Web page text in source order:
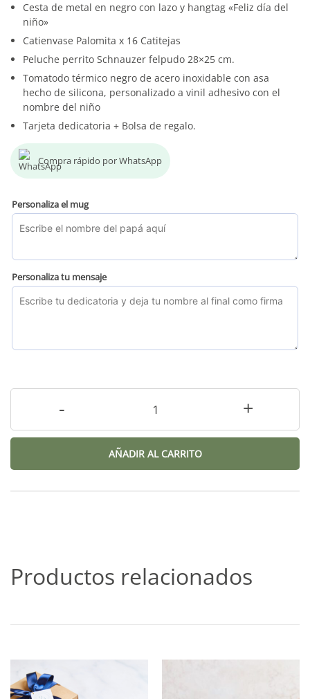
Cesta de metal en negro con lazo y hangtag «Feliz día del
niño»
Catienvase Palomita x 16 Catitejas
Peluche perrito Schnauzer felpudo 28×25 cm.
Tomatodo térmico negro de acero inoxidable con asa
hecho de silicona, personalizado a vinil adhesivo con el
nombre del niño
Tarjeta dedicatoria + Bolsa de regalo.
Compra rápido por WhatsApp
Personaliza el mug
Personaliza tu mensaje
- +
AÑADIR AL CARRITO
Productos relacionados